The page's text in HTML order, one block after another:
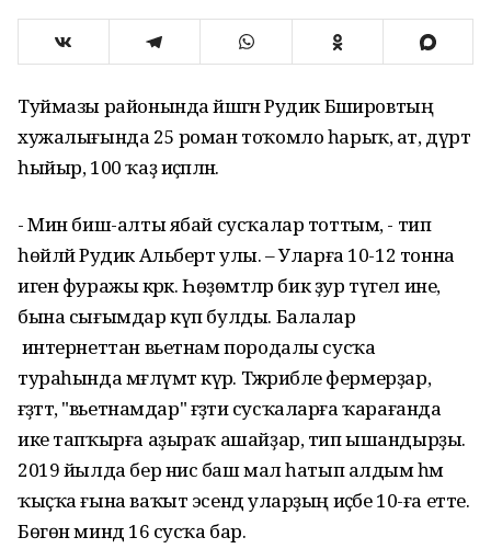
Туймазы районында йәшәгән Рудик Бәшировтың
хужалығында 25 роман тоҡомло һарыҡ, ат, дүрт
һыйыр, 100 ҡаҙ иҫәпләнә.
- Мин биш-алты ябай сусҡалар тоттым, - тип
һөйләй Рудик Альберт улы. – Уларға 10-12 тонна
иген фуражы кәрәк. Һөҙөмтәләр бик ҙур түгел ине, ә
бына сығымдар күп булды. Балалар
интернеттан вьетнам породалы сусҡа
тураһында мәғлүмәт күрә. Тәжрибәле фермерҙар,
ғәҙәттә, "вьетнамдар" ғәҙәти сусҡаларға ҡарағанда
ике тапҡырға аҙыраҡ ашайҙар, тип ышандырҙы.
2019 йылда бер нисә баш мал һатып алдым һәм
ҡыҫҡа ғына ваҡыт эсендә уларҙың иҫәбе 10-ға етте.
Бөгөн миндә 16 сусҡа бар.